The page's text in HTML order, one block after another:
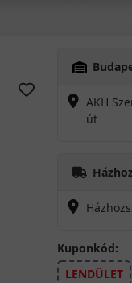
AKH
út
Kuponkód:
LENDÜLET